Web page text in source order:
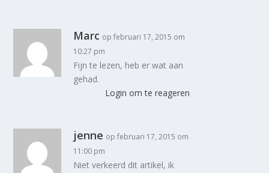
Marc op februari 17, 2015 om
10:27 pm
Fijn te lezen, heb er wat aan
gehad.
Login om te reageren
jenne op februari 17, 2015 om
11:00 pm
Niet verkeerd dit artikel, ik